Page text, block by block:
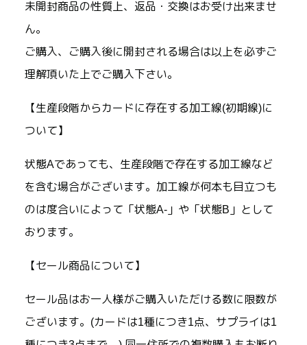
未開封商品の性質上、返品・交換はお受け出来ませ
ん。
ご購入、ご購入後に開封される場合は以上を必ずご
理解頂いた上でご購入下さい。
【生産段階からカードに存在する加工線(初期線)に
ついて】
状態Aであっても、生産段階で存在する加工線など
を含む場合がございます。加工線が何本も目立つも
のは度合いによって「状態A-」や「状態B」として
おります。
【セール商品について】
セール品はお一人様がご購入いただける数に限数が
ございます。(カードは1種につき1点、サプライは1